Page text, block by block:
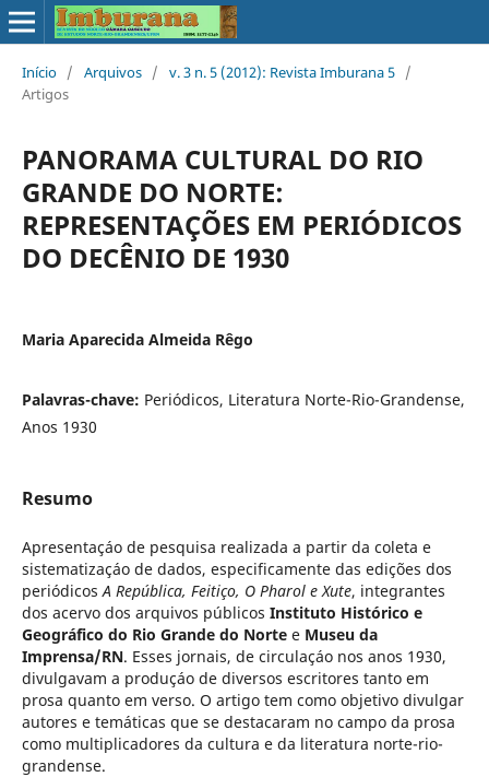
Início / Arquivos / v. 3 n. 5 (2012): Revista Imburana 5 /
Artigos
PANORAMA CULTURAL DO RIO
GRANDE DO NORTE:
REPRESENTAÇÕES EM PERIÓDICOS
DO DECÊNIO DE 1930
Maria Aparecida Almeida Rêgo
Palavras-chave: Periódicos, Literatura Norte-Rio-Grandense,
Anos 1930
Resumo
Apresentaçáo de pesquisa realizada a partir da coleta e
sistematizaçáo de dados, especificamente das edições dos
periódicosA República, Feitiço, O Pharol e Xute, integrantes
dos acervo dos arquivos públicos Instituto Histórico e
Geográfico do Rio Grande do Nortee Museu da
Imprensa/RN. Esses jornais, de circulaçáo nos anos 1930,
divulgavam a produçáo de diversos escritores tanto em
prosa quanto em verso. O artigo tem como objetivo divulgar
autores e temáticas que se destacaram no campo da prosa
como multiplicadores da cultura e da literatura norte-rio-
grandense.